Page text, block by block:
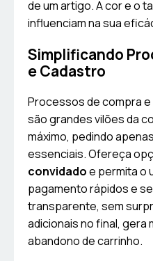
de um artigo. A cor e o
influenciam na sua
Simplificando
e Cadastro
Processos de compra
são grandes vilões da
máximo, pedindo
essenciais. Ofereça
convidadoe permita o
pagamento rápidos e
transparente, sem
adicionais no final, gera
abandono de carrinho.